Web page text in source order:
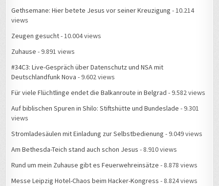
Gethsemane: Hier betete Jesus vor seiner Kreuzigung - 10.214
views
Zeugen gesucht- 10.004 views
Zuhause - 9.891 views
#34C3: Live-Gespräch über Datenschutz und NSA mit
Deutschlandfunk Nova - 9.602 views
Für viele Flüchtlinge endet die Balkanroute in Belgrad - 9.582 views
Auf biblischen Spuren in Shilo: Stiftshütte und Bundeslade - 9.301
views
Stromladesäulen mit Einladung zur Selbstbedienung - 9.049 views
Am Bethesda-Teich stand auch schon Jesus - 8.910 views
Rund um mein Zuhause gibt es Feuerwehreinsätze - 8.878 views
Messe Leipzig Hotel-Chaos beim Hacker-Kongress - 8.824 views